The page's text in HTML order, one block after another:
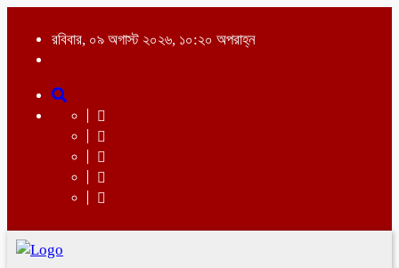
রবিবার, ০৯ অগাস্ট ২০২৬, ১০:২০ অপরাহ্ন